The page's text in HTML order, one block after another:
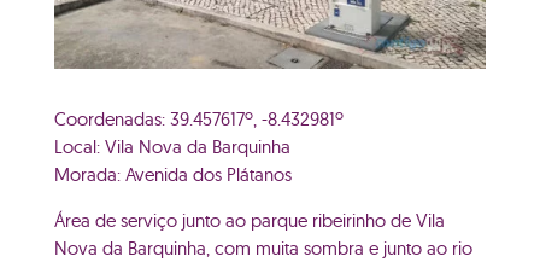
Coordenadas: 39.457617º, -8.432981º
Local: Vila Nova da Barquinha
Morada: Avenida dos Plátanos
Área de serviço junto ao parque ribeirinho de Vila
Nova da Barquinha, com muita sombra e junto ao rio